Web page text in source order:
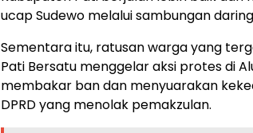
ucap Sudewo melalui sambungan
Sementara itu, ratusan warga yang
Pati Bersatu menggelar aksi protes di
membakar ban dan menyuarakan
DPRD yang menolak pemakzulan.